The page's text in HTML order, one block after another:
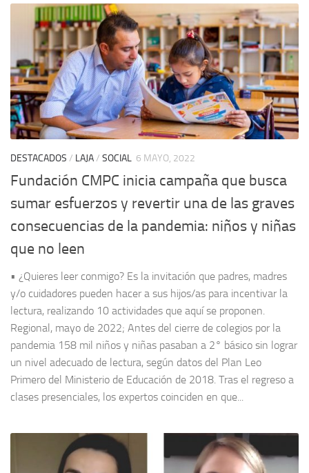
DESTACADOS / LAJA/ SOCIAL 6 MAYO, 2022
Fundación CMPC inicia campaña que busca
sumar esfuerzos y revertir una de las graves
consecuencias de la pandemia: niños y niñas
que no leen
• ¿Quieres leer conmigo? Es la invitación que padres, madres
y/o cuidadores pueden hacer a sus hijos/as para incentivar la
lectura, realizando 10 actividades que aquí se proponen.
Regional, mayo de 2022; Antes del cierre de colegios por la
pandemia 158 mil niños y niñas pasaban a 2° básico sin lograr
un nivel adecuado de lectura, según datos del Plan Leo
Primero del Ministerio de Educación de 2018. Tras el regreso a
clases presenciales, los expertos coinciden en que...